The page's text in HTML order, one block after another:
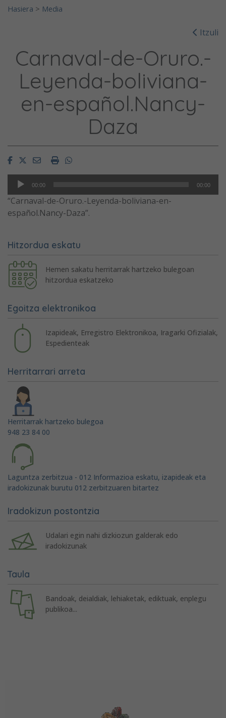
Hasiera > Media
Itzuli
Carnaval-de-Oruro.-
Leyenda-boliviana-
en-español.Nancy-
Daza
FacebookTwitterEmailImprimirWhatsapp
Audio
Player
00:00 00:00
“Carnaval-de-Oruro.-Leyenda-boliviana-en-
español.Nancy-Daza”.
Hitzordua eskatu
Hemen sakatu herritarrak hartzeko bulegoan
hitzordua eskatzeko
Egoitza elektronikoa
Izapideak, Erregistro Elektronikoa, Iragarki Ofizialak,
Espedienteak
Herritarrari arreta
Herritarrak hartzeko bulegoa
948 23 84 00
Laguntza zerbitzua - 012 Informazioa eskatu, izapideak eta
iradokizunak burutu 012 zerbitzuaren bitartez
Iradokizun postontzia
Udalari egin nahi dizkiozun galderak edo
iradokizunak
Taula
Bandoak, deialdiak, lehiaketak, ediktuak, enplegu
publikoa...